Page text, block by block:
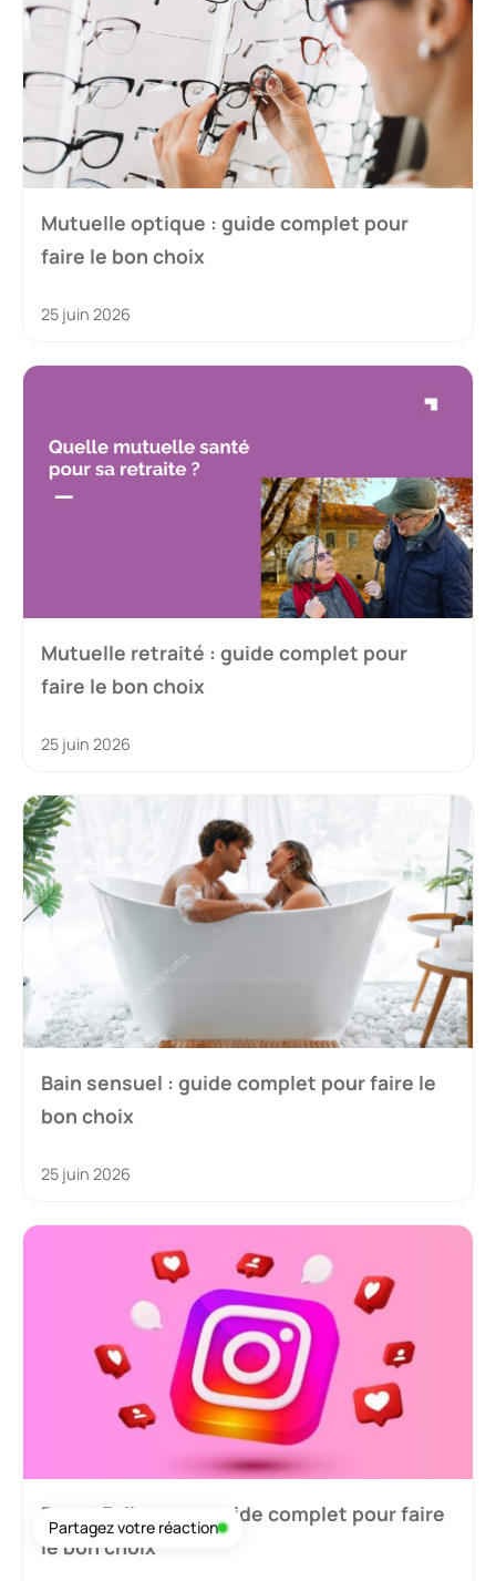
Mutuelle optique : guide complet pour
faire le bon choix
25 juin 2026
Mutuelle retraité : guide complet pour
faire le bon choix
25 juin 2026
Bain sensuel : guide complet pour faire le
bon choix
25 juin 2026
Boost Followers : guide complet pour faire
le bon choix
Partagez votre réaction